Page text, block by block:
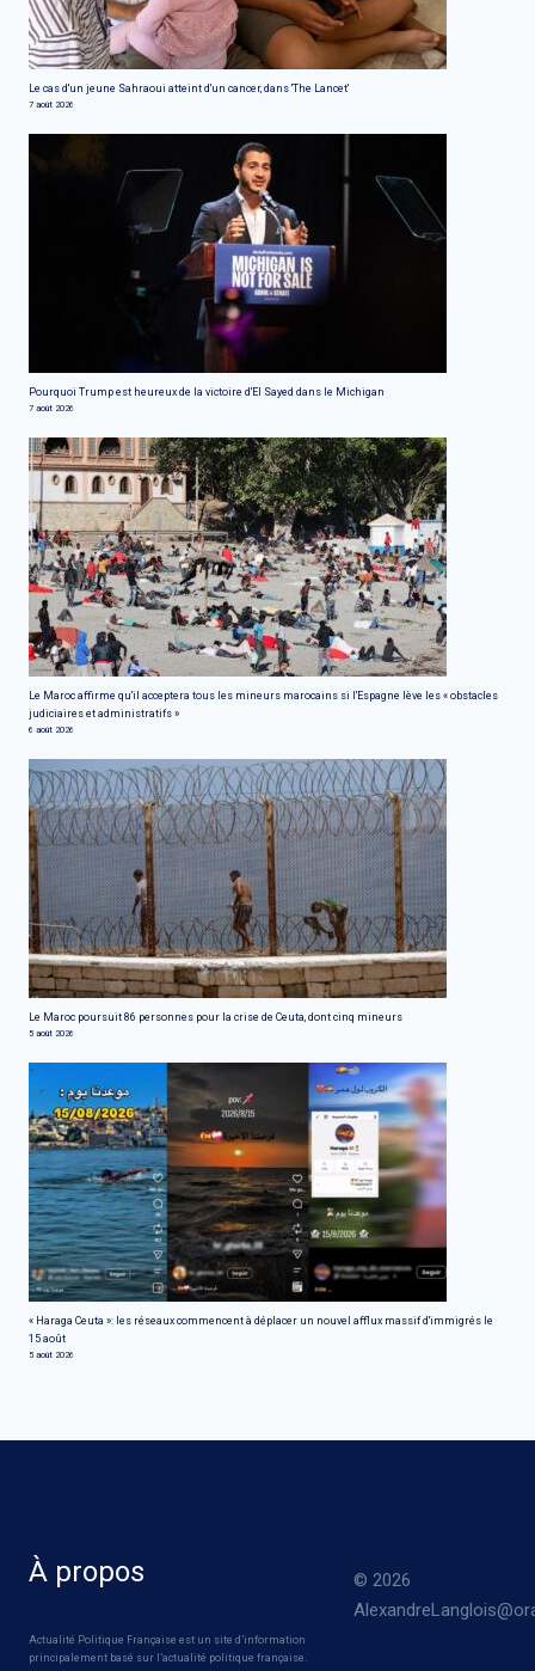
Le cas d'un jeune Sahraoui atteint d'un cancer, dans 'The Lancet'
7 août 2026
Pourquoi Trump est heureux de la victoire d'El Sayed dans le Michigan
7 août 2026
Le Maroc affirme qu'il acceptera tous les mineurs marocains si l'Espagne lève les « obstacles
judiciaires et administratifs »
6 août 2026
Le Maroc poursuit 86 personnes pour la crise de Ceuta, dont cinq mineurs
5 août 2026
« Haraga Ceuta »: les réseaux commencent à déplacer un nouvel afflux massif d'immigrés le
15 août
5 août 2026
À propos
Actualité Politique Française est un site d’information
principalement basé sur l’actualité politique française.
© 2026